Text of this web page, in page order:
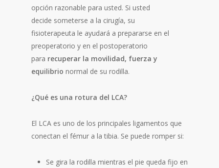
opción razonable para usted. Si usted
decide someterse a la cirugía, su
fisioterapeuta le ayudará a prepararse en el
preoperatorio y en el postoperatorio
para recuperar la movilidad, fuerza y
equilibrio normal de su rodilla.
¿Qué es una rotura del LCA?
El LCA es uno de los principales ligamentos que
conectan el fémur a la tibia. Se puede romper si:
Se gira la rodilla mientras el pie queda fijo en